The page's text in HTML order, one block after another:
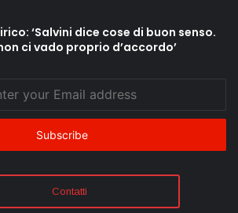
‘Salvini dice cose di buon senso.
ci vado proprio d’accordo’
Contatti